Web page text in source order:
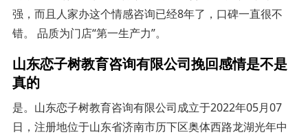
强，而且人家办这个情感咨询已经8年了，口碑一直很不
错。 品质为门店“第一生产力”。
山东恋子树教育咨询有限公司挽回感情是不是
真的
是。山东恋子树教育咨询有限公司成立于2022年05月07
日，注册地位于山东省济南市历下区奥体西路龙湖光年中